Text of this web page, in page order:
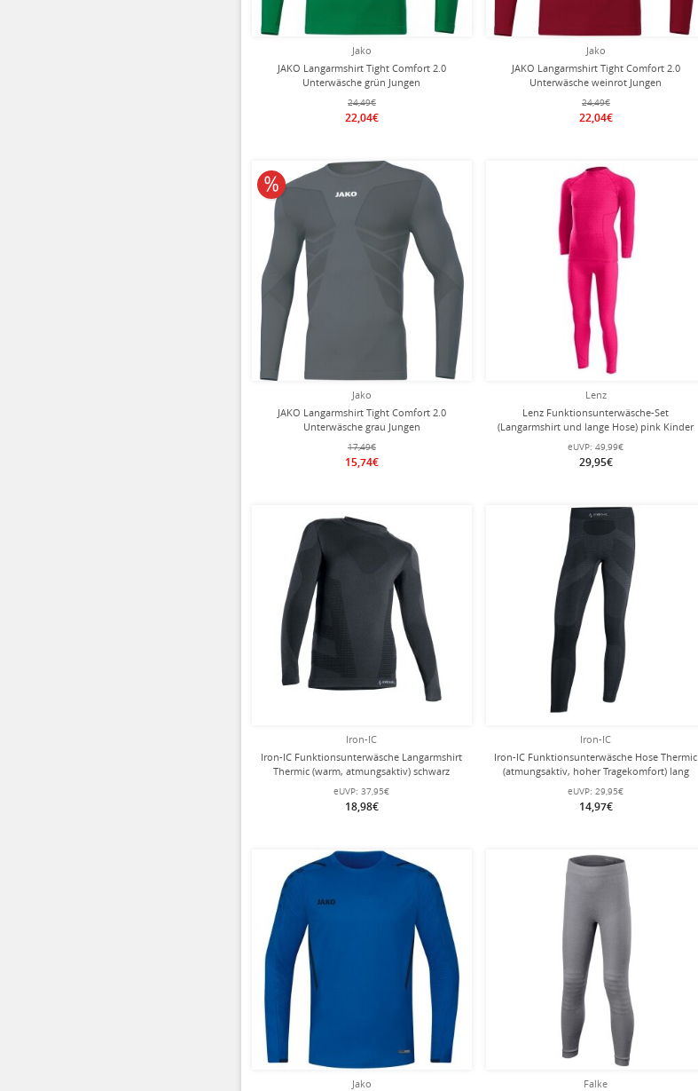
Jako
JAKO Langarmshirt Tight Comfort 2.0
Unterwäsche grün Jungen
24,49€
22,04€
Jako
JAKO Langarmshirt Tight Comfort 2.0
Unterwäsche weinrot Jungen
24,49€
22,04€
Jako
JAKO Langarmshirt Tight Comfort 2.0
Unterwäsche grau Jungen
17,49€
15,74€
10% reduziert
Lenz
Lenz Funktionsunterwäsche-Set
(Langarmshirt und lange Hose) pink Kinder
eUVP: 49,99€
29,95€
Iron-IC
Iron-IC Funktionsunterwäsche Langarmshirt
Thermic (warm, atmungsaktiv) schwarz
eUVP: 37,95€
18,98€
Iron-IC
Iron-IC Funktionsunterwäsche Hose Thermic
(atmungsaktiv, hoher Tragekomfort) lang
eUVP: 29,95€
14,97€
Jako
Falke